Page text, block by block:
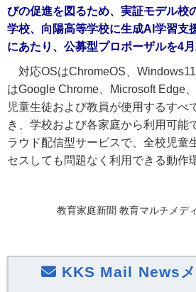
びの促進を図るため、実証モデル校
学校、向陽高等学校に生成AI学習支
にあたり、公募型プロポーザルを4月
対応OSはChromeOS、
はGoogle Chrome、Microsoft Edge
児童生徒および教員が使用するすべ
き、学校および各家庭から利用可能
ラウド配信型サービスで、全校児童
セスしても問題なく利用できる動作
教育家庭新聞 教育マルチメデ
KKS Mail News